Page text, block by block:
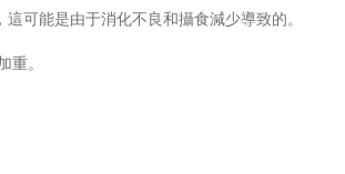
可能是由于消化不良和攝食減少導致的。
。